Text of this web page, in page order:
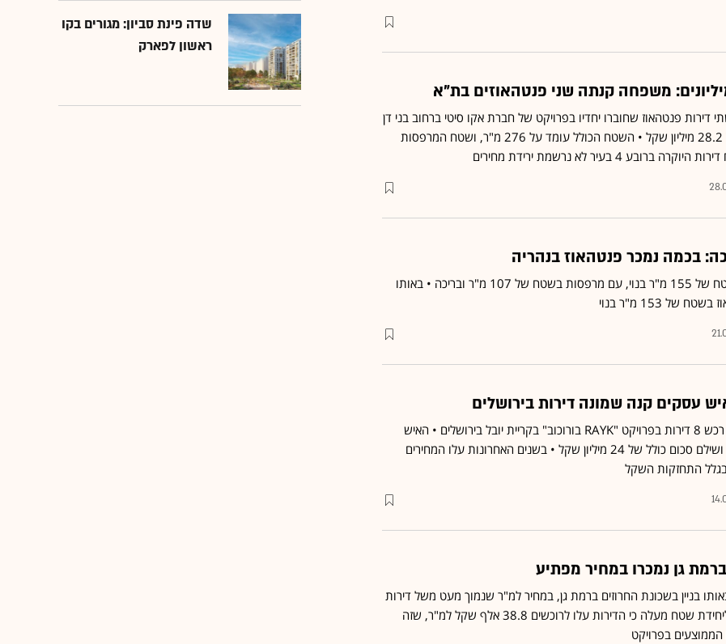
משפחה קנתה שני פנטהאוזים בת"א
פנטהאוז שחוברו יחדיו בפרויקט של חברת אקו סיטי ברחוב בני דן
בתל אביב, במחיר כולל של 28.2 מיליון שקל • השטח הכולל עומד על 276 מ"ר, ושטח המרפסות
בכמה נמכר פנטהאוז בנהריה
הפנטהאוז בן 5 חדרים בשטח של 155 מ"ר בנוי, עם מרפסות בשטח של 107 מ"ר ובריכה • באותו
של 153 מ"ר בנוי
איש עסקים ישראלי צרפתי רכש 8 דירות בפרויקט "RAYK בורוכוב" בקריית יובל בירושלים • האיש
רכש את הדירות להשקעה ושילם סכום כולל של 24 מיליון שקל • בשנים האחרונות עלו המחירים
התחזקות השקל
גן נמכרו במחיר מפתיע
בניין בשכונת החרוזים ברמת גן, במחיר למ"ר שנמוך מעט משל דירות
רגילות • מדידת המחירים ליחידת שטח מעלה כי הדירות עלו לרוכשים 38.8 אלף שקל למ"ר, שזה
בפרויקט
שדה פינת סביון: מגורים בקו
ראשון לפארק